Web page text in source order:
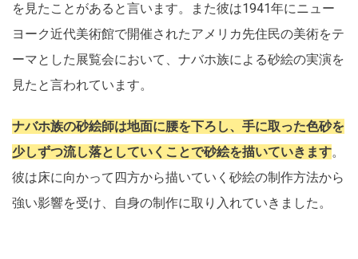
を見たことがあると言います。また彼は1941年にニュー
ヨーク近代美術館で開催されたアメリカ先住民の美術をテ
ーマとした展覧会において、ナバホ族による砂絵の実演を
見たと言われています。
ナバホ族の砂絵師は地面に腰を下ろし、手に取った色砂を
少しずつ流し落としていくことで砂絵を描いていきます。
彼は床に向かって四方から描いていく砂絵の制作方法から
強い影響を受け、自身の制作に取り入れていきました。